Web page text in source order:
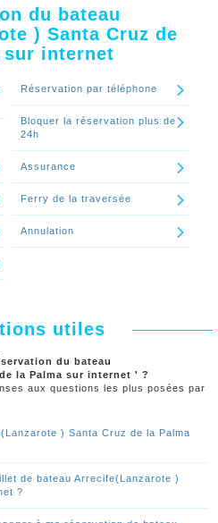
la Palma en plusieurs fois ?'
poste.
je vais recevoir mon billet de
Cruz de la Palma ?'
du bateau
) Santa Cruz de
sur internet
Réservation par téléphone
Bloquer la réservation plus de
24h
Assurance
Ferry de la traversée
Annulation
utiles
du bateau
la Palma sur internet ' ?
aux questions les plus posées par
) Santa Cruz de la Palma
de bateau Arrecife(Lanzarote )
?